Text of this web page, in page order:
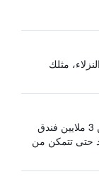
مثلك
يبحث HotelsCombined في أكثر من 3 ملايين فندق
حتى تتمكن من